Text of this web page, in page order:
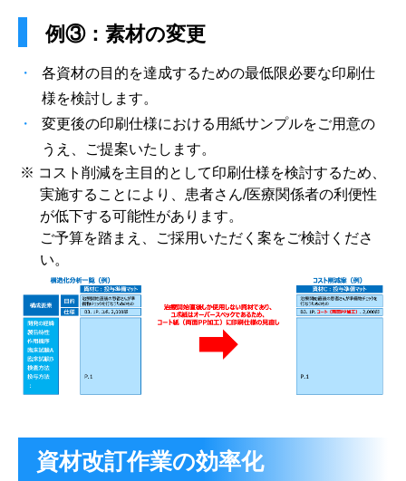
例③：素材の変更
各資材の目的を達成するための最低限必要な印刷仕
様を検討します。
変更後の印刷仕様における用紙サンプルをご用意の
うえ、ご提案いたします。
※ コスト削減を主目的として印刷仕様を検討するため、
実施することにより、患者さん/医療関係者の利便性
が低下する可能性があります。
ご予算を踏まえ、ご採用いただく案をご検討くださ
い。
資材改訂作業の効率化